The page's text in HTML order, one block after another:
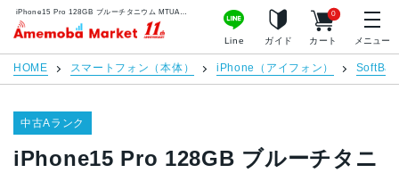
アメモバマーケット
Line ガイド カート
0
メニュー
HOME スマートフォン（本体） iPhone（アイフォン）
中古Aランク
iPhone15 Pro 128GB ブルーチタニ